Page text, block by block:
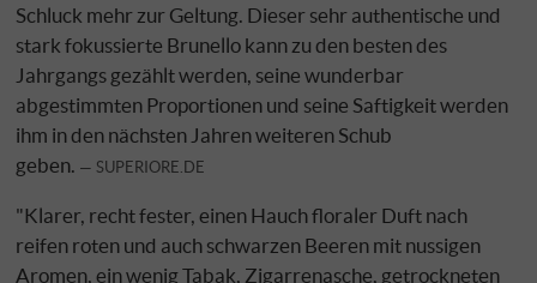
Schluck mehr zur Geltung. Dieser sehr authentische und
stark fokussierte Brunello kann zu den besten des
Jahrgangs gezählt werden, seine wunderbar
abgestimmten Proportionen und seine Saftigkeit werden
ihm in den nächsten Jahren weiteren Schub
geben.
SUPERIORE.DE
"Klarer, recht fester, einen Hauch floraler Duft nach
reifen roten und auch schwarzen Beeren mit nussigen
Aromen, ein wenig Tabak, Zigarrenasche, getrockneten